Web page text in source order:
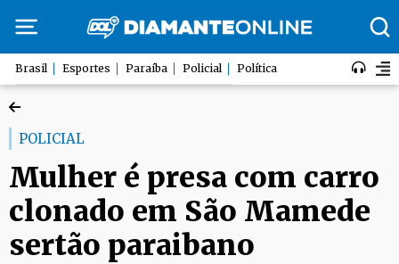
Brasil Esportes Paraíba Policial Política
POLICIAL
Mulher é presa com carro
clonado em São Mamede
sertão paraibano